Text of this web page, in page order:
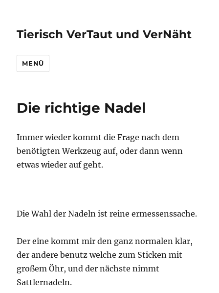
Tierisch VerTaut und VerNäht
MENÜ
Die richtige Nadel
Immer wieder kommt die Frage nach dem
benötigten Werkzeug auf, oder dann wenn
etwas wieder auf geht.
Die Wahl der Nadeln ist reine ermessenssache.
Der eine kommt mir den ganz normalen klar,
der andere benutz welche zum Sticken mit
großem Öhr, und der nächste nimmt
Sattlernadeln.